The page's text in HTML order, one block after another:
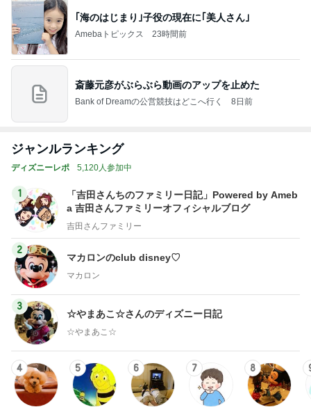
｢海のはじまり｣子役の現在に｢美人さん｣
Amebaトピックス 23時間前
斎藤元彦がぶらぶら動画のアップを止めた
Bank of Dreamの公営競技はどこへ行く 8日前
ジャンルランキング
ディズニーレポ 5,120人参加中
1
「吉田さんちのファミリー日記」Powered by Ameb
a 吉田さんファミリーオフィシャルブログ
吉田さんファミリー
2
マカロンのclub disney♡
マカロン
3
☆やまあこ☆さんのディズニー日記
☆やまあこ☆
4 5 6 7 8